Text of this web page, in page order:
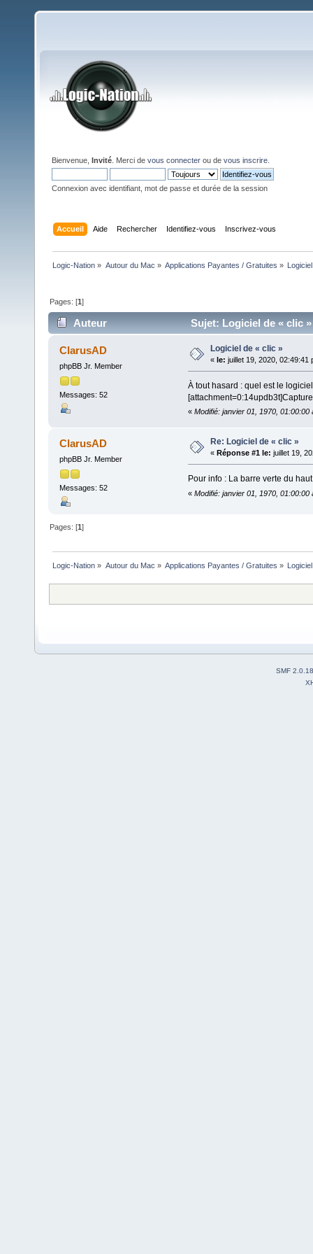
Bienvenue, Invité . Merci de vous connecter ou de vous inscrire
Connexion avec identifiant, mot de passe et durée de la session
Accueil Aide Rechercher Identifiez-vous Inscrivez-vous
Logic-Nation » Autour du Mac » Applications Payantes / Gratuites »
Pages: [1]
Auteur Sujet: Logiciel de « clic
ClarusAD
phpBB Jr. Member
Messages: 52
Logiciel de « clic »
« le: juillet 19, 2020, 02:49:41
À tout hasard : quel est le
[attachment=0:14updb3t]
« Modifié: janvier 01, 1970, 01:00:00
ClarusAD
phpBB Jr. Member
Messages: 52
Re: Logiciel de « clic »
« Réponse #1 le: juillet 19,
Pour info : La barre verte du
« Modifié: janvier 01, 1970, 01:00:00
Pages: [1]
Logic-Nation » Autour du Mac » Applications Payantes / Gratuites »
SMF 2.0.18